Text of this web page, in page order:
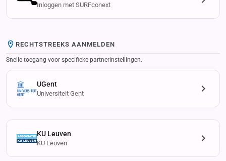
Inloggen met SURFconext
RECHTSTREEKS AANMELDEN
Snelle toegang voor specifieke partnerinstellingen.
UGent
Universiteit Gent
KU Leuven
KU Leuven